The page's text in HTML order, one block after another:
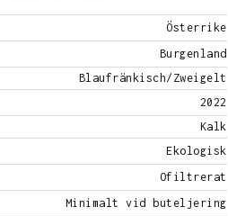
Österrike
Burgenland
Blaufränkisch/Zweigelt
2022
Kalk
Ekologisk
Ofiltrerat
Minimalt vid buteljering